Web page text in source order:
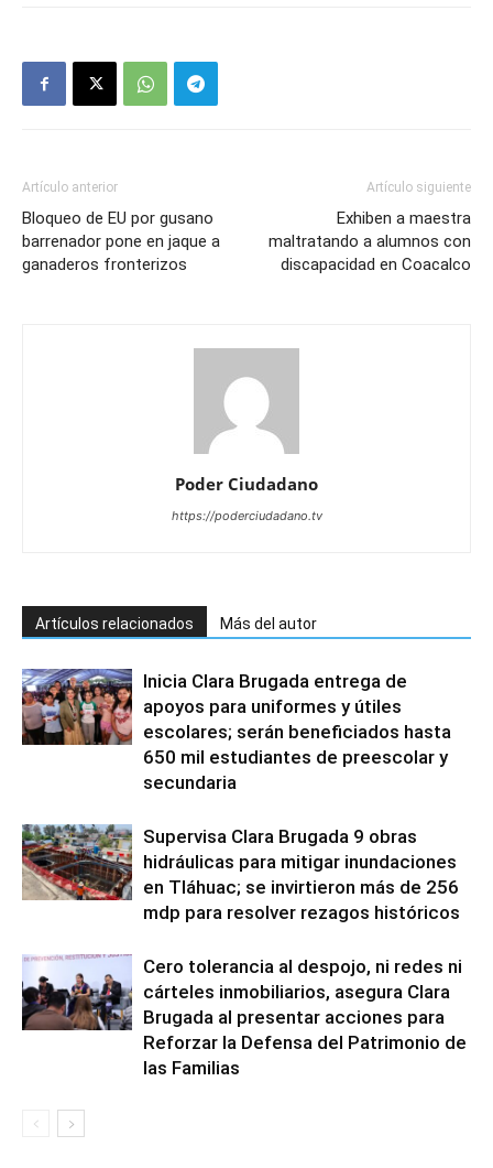
Artículo anterior
Bloqueo de EU por gusano
barrenador pone en jaque a
ganaderos fronterizos
Artículo siguiente
Exhiben a maestra
maltratando a alumnos con
discapacidad en Coacalco
Poder Ciudadano
https://poderciudadano.tv
Artículos relacionados Más del autor
Inicia Clara Brugada entrega de
apoyos para uniformes y útiles
escolares; serán beneficiados hasta
650 mil estudiantes de preescolar y
secundaria
Supervisa Clara Brugada 9 obras
hidráulicas para mitigar inundaciones
en Tláhuac; se invirtieron más de 256
mdp para resolver rezagos históricos
Cero tolerancia al despojo, ni redes ni
cárteles inmobiliarios, asegura Clara
Brugada al presentar acciones para
Reforzar la Defensa del Patrimonio de
las Familias